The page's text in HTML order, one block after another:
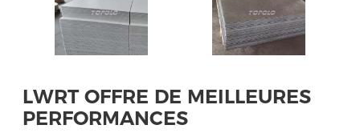
LWRT OFFRE DE MEILLEURES
PERFORMANCES